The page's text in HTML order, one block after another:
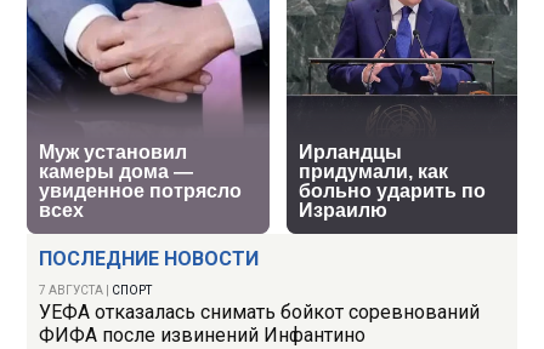
ПОСЛЕДНИЕ НОВОСТИ
7 АВГУСТА СПОРТ
УЕФА отказалась снимать бойкот соревнований
ФИФА после извинений Инфантино